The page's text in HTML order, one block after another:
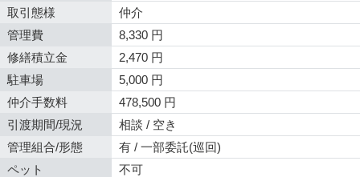
取引態様
仲介
管理費
8,330 円
修繕積立金
2,470 円
駐車場
5,000 円
仲介手数料
478,500 円
引渡期間/現況
相談 / 空き
管理組合/形態
有 / 一部委託(巡回)
ペット
不可